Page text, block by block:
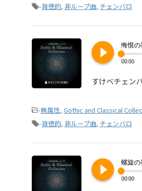
-背徳的, 非ループ曲, チェンバロ
play_circle_filled 悔恨の
00:00
すけべチェン
-無属性, Gothic and Classical
-背徳的, 非ループ曲, チェンバロ
play_circle_filled 螺旋の
00:00